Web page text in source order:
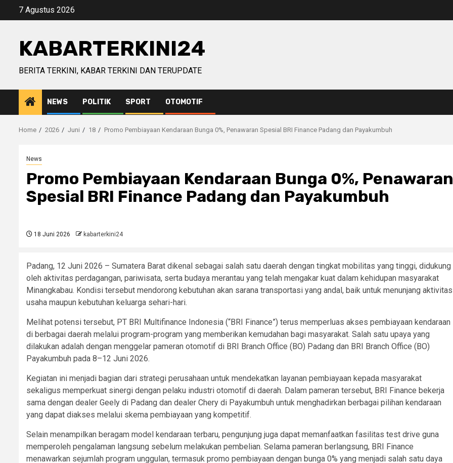
7 Agustus 2026
KABARTERKINI24
BERITA TERKINI, KABAR TERKINI DAN TERUPDATE
NEWS POLITIK SPORT OTOMOTIF
Home 2026 Juni 18 Promo Pembiayaan Kendaraan Bunga 0%, Penawaran Spesial BRI Finance Padang dan Payakumbuh
News
Promo Pembiayaan Kendaraan Bunga 0%, Penawaran
Spesial BRI Finance Padang dan Payakumbuh
18 Juni 2026 kabarterkini24
Padang, 12 Juni 2026 – Sumatera Barat dikenal sebagai salah satu daerah dengan tingkat mobilitas yang tinggi, didukung
oleh aktivitas perdagangan, pariwisata, serta budaya merantau yang telah mengakar kuat dalam kehidupan masyarakat
Minangkabau. Kondisi tersebut mendorong kebutuhan akan sarana transportasi yang andal, baik untuk menunjang aktivitas
usaha maupun kebutuhan keluarga sehari-hari.
Melihat potensi tersebut, PT BRI Multifinance Indonesia (“BRI Finance”) terus memperluas akses pembiayaan kendaraan
di berbagai daerah melalui program-program yang memberikan kemudahan bagi masyarakat. Salah satu upaya yang
dilakukan adalah dengan menggelar pameran otomotif di BRI Branch Office (BO) Padang dan BRI Branch Office (BO)
Payakumbuh pada 8–12 Juni 2026.
Kegiatan ini menjadi bagian dari strategi perusahaan untuk mendekatkan layanan pembiayaan kepada masyarakat
sekaligus memperkuat sinergi dengan pelaku industri otomotif di daerah. Dalam pameran tersebut, BRI Finance bekerja
sama dengan dealer Geely di Padang dan dealer Chery di Payakumbuh untuk menghadirkan berbagai pilihan kendaraan
yang dapat diakses melalui skema pembiayaan yang kompetitif.
Selain menampilkan beragam model kendaraan terbaru, pengunjung juga dapat memanfaatkan fasilitas test drive guna
memperoleh pengalaman langsung sebelum melakukan pembelian. Selama pameran berlangsung, BRI Finance
menawarkan sejumlah program unggulan, termasuk promo pembiayaan dengan bunga 0% yang menjadi salah satu daya